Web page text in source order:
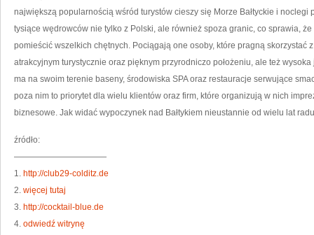
największą popularnością wśród turystów cieszy się Morze Bałtyckie i
tysiące wędrowców nie tylko z Polski, ale również spoza granic, co sprawia,
pomieścić wszelkich chętnych. Pociągają one osoby, które pragną skorzystać
atrakcyjnym turystycznie oraz pięknym przyrodniczo położeniu, ale też
ma na swoim terenie baseny, środowiska SPA oraz restauracje serwujące
poza nim to priorytet dla wielu klientów oraz firm, które organizują w nich
biznesowe. Jak widać wypoczynek nad Bałtykiem nieustannie od wielu lat
źródło:
———————————
1. http://club29-colditz.de
2. więcej tutaj
3. http://cocktail-blue.de
4. odwiedź witrynę